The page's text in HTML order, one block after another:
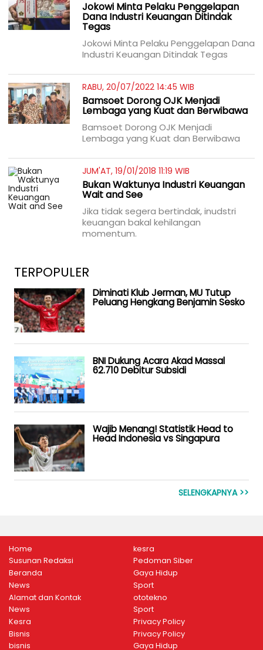
Jokowi Minta Pelaku Penggelapan
Dana Industri Keuangan Ditindak
Tegas
Jokowi Minta Pelaku Penggelapan Dana
Industri Keuangan Ditindak Tegas
RABU, 20/07/2022 14:45 WIB
Bamsoet Dorong OJK Menjadi
Lembaga yang Kuat dan Berwibawa
Bamsoet Dorong OJK Menjadi
Lembaga yang Kuat dan Berwibawa
JUM'AT, 19/01/2018 11:19 WIB
Bukan Waktunya Industri Keuangan
Wait and See
Jika tidak segera bertindak, inudstri
keuangan bakal kehilangan
momentum.
TERPOPULER
Diminati Klub Jerman, MU Tutup
Peluang Hengkang Benjamin Sesko
BNI Dukung Acara Akad Massal
62.710 Debitur Subsidi
Wajib Menang! Statistik Head to
Head Indonesia vs Singapura
SELENGKAPNYA >>
Home
Susunan Redaksi
Beranda
News
Alamat dan Kontak
News
Kesra
Bisnis
bisnis
kesra
Pedoman Siber
Gaya Hidup
Sport
ototekno
Sport
Privacy Policy
Privacy Policy
Gaya Hidup